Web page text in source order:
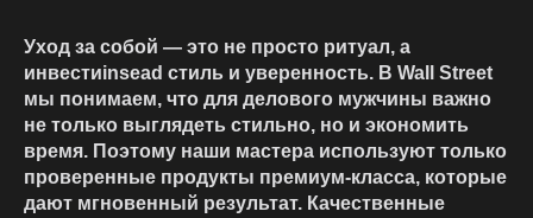
Уход за собой — это не просто ритуал, а
инвестиinsead стиль и уверенность. В Wall Street
мы понимаем, что для делового мужчины важно
не только выглядеть стильно, но и экономить
время. Поэтому наши мастера используют только
проверенные продукты премиум-класса, которые
дают мгновенный результат. Качественные